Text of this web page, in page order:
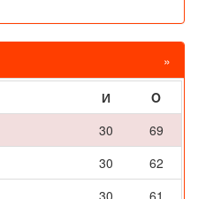
»
И
O
30
69
30
62
30
61